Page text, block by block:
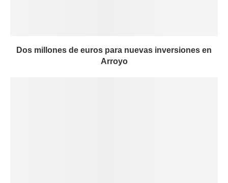
Dos millones de euros para nuevas inversiones en
Arroyo